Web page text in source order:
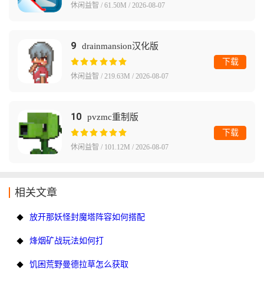
休闲益智 / 61.50M / 2026-08-07
9 drainmansion汉化版
休闲益智 / 219.63M / 2026-08-07
下载
10 pvzmc重制版
休闲益智 / 101.12M / 2026-08-07
下载
相关文章
放开那妖怪封魔塔阵容如何搭配
烽烟矿战玩法如何打
饥困荒野曼德拉草怎么获取